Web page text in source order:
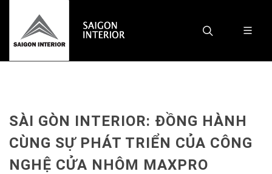
SÀI GÒN INTERIOR: ĐỒNG HÀNH
CÙNG SỰ PHÁT TRIỂN CỦA CÔNG
NGHỆ CỬA NHÔM MAXPRO